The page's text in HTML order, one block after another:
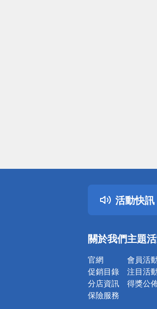
活動快訊
關於我們
官網
促銷目錄
分店資訊
保險服務
主題
會員活
注目活
得獎公